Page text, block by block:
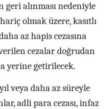
geri alınması nedeniyle
olmak üzere, kasıtlı
az hapis cezasına
cezalar doğrudan
yerine getirilecek.
veya daha az süreyle
adli para cezası, infaz